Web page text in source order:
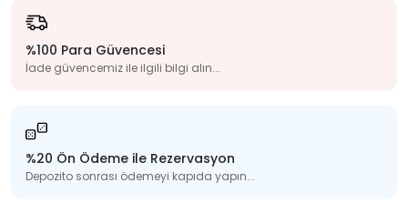
%100 Para Güvencesi
İade güvencemiz ile ilgili bilgi alın...
%20 Ön Ödeme ile Rezervasyon
Depozito sonrası ödemeyi kapıda yapın...